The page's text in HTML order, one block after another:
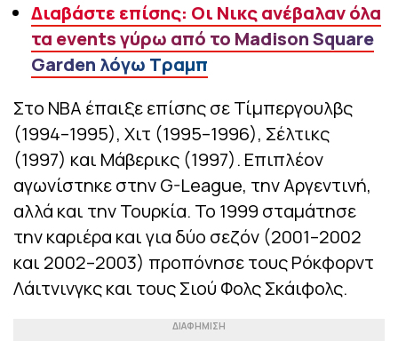
Διαβάστε επίσης: Οι Νικς ανέβαλαν όλα
τα events γύρω από το Madison Square
Garden λόγω Τραμπ
Στο ΝΒΑ έπαιξε επίσης σε Τίμπεργουλβς
(1994–1995), Χιτ (1995–1996), Σέλτικς
(1997) και Μάβερικς (1997). Επιπλέον
αγωνίστηκε στην G-League, την Αργεντινή,
αλλά και την Τουρκία. Το 1999 σταμάτησε
την καριέρα και για δύο σεζόν (2001–2002
και 2002–2003) προπόνησε τους Ρόκφορντ
Λάιτνινγκς και τους Σιού Φολς Σκάιφολς.